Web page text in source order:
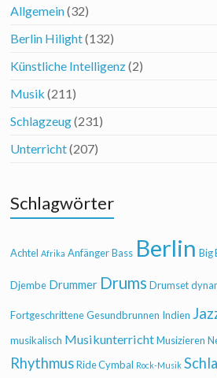
Allgemein(32)
Berlin Hilight(132)
Künstliche Intelligenz(2)
Musik (211)
Schlagzeug(231)
Unterricht(207)
Schlagwörter
Achtel Afrika Anfänger Bass Berlin Big
Djembe Drummer Drums Drumset
Fortgeschrittene Gesundbrunnen Indien
musikalisch Musikunterricht Musizieren
Rhythmus Ride Cymbal Rock-Musik